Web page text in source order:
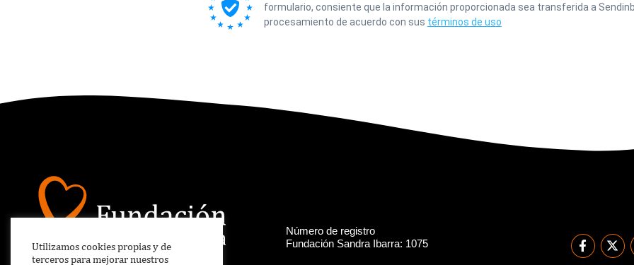
formulario, consiente que la información proporcionada sea transferida a
procesamiento de acuerdo con sus términos de uso
Número de registro
Fundación Sandra Ibarra: 1075
Utilizamos cookies propias y de
terceros para mejorar nuestros